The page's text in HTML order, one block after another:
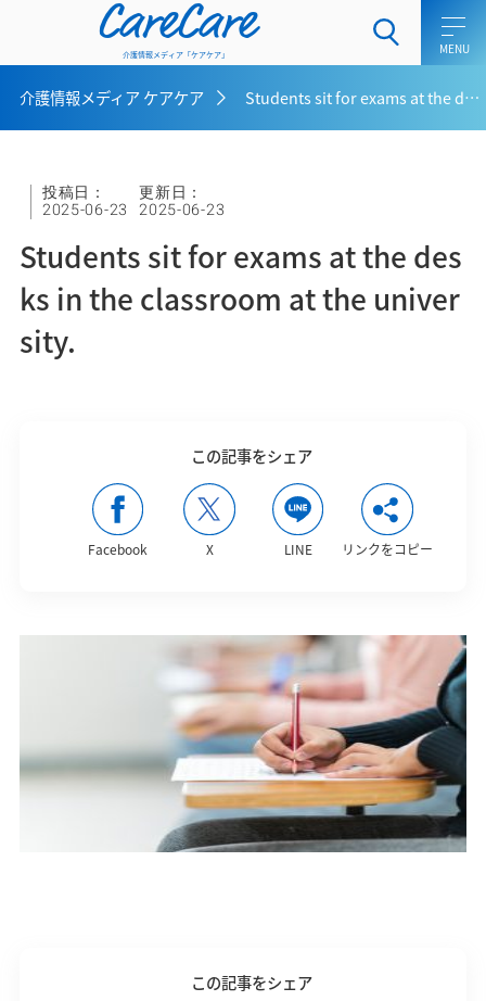
CareCare
介護情報メディア「ケアケア」
ホーム
介護士向けコラム
一般介護向けコラム
ケアラー向けコラム
介護用語集
介護情報メディア ケアケア Students sit for exams at the desks in the classroom at the university.
投稿日：
2025-06-23
更新日：
2025-06-23
Students sit for exams at the des
ks in the classroom at the univer
sity.
この記事をシェア
Facebook X LINE リンクをコピー
この記事をシェア